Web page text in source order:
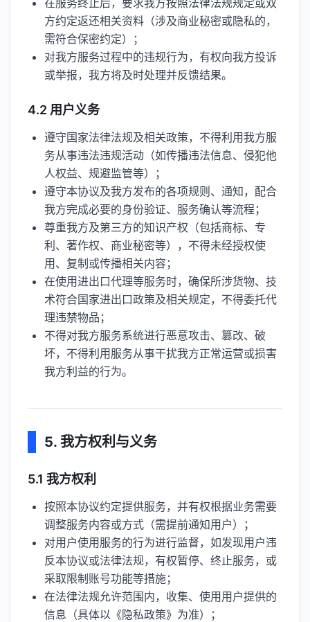
在服务终止后，要求我方按照法律法规规定或双
方约定返还相关资料（涉及商业秘密或隐私的，
需符合保密约定）；
对我方服务过程中的违规行为，有权向我方投诉
或举报，我方将及时处理并反馈结果。
4.2 用户义务
遵守国家法律法规及相关政策，不得利用我方服
务从事违法违规活动（如传播违法信息、侵犯他
人权益、规避监管等）；
遵守本协议及我方发布的各项规则、通知，配合
我方完成必要的身份验证、服务确认等流程；
尊重我方及第三方的知识产权（包括商标、专
利、著作权、商业秘密等），不得未经授权使
用、复制或传播相关内容；
在使用进出口代理等服务时，确保所涉货物、技
术符合国家进出口政策及相关规定，不得委托代
理违禁物品；
不得对我方服务系统进行恶意攻击、篡改、破
坏，不得利用服务从事干扰我方正常运营或损害
我方利益的行为。
5. 我方权利与义务
5.1 我方权利
按照本协议约定提供服务，并有权根据业务需要
调整服务内容或方式（需提前通知用户）；
对用户使用服务的行为进行监督，如发现用户违
反本协议或法律法规，有权暂停、终止服务，或
采取限制账号功能等措施；
在法律法规允许范围内，收集、使用用户提供的
信息（具体以《隐私政策》为准）；